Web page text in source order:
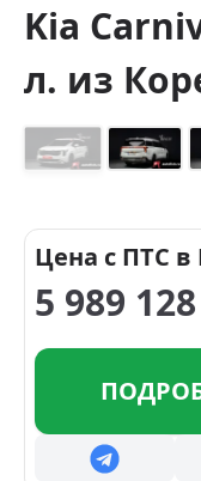
Kia
л. из
Цена с ПТС
5 989 128